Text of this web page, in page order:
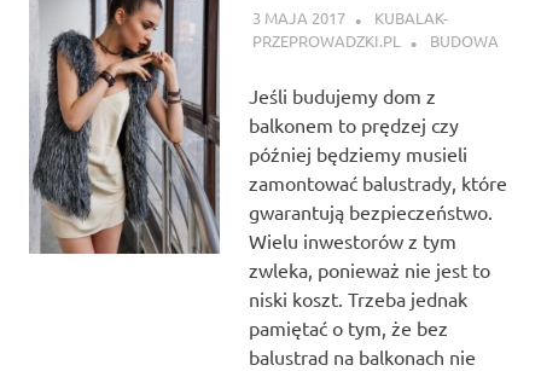
3 MAJA 2017
KUBALAK-
PRZEPROWADZKI.PL
BUDOWA
Jeśli budujemy dom z
balkonem to prędzej czy
później będziemy musieli
zamontować balustrady, które
gwarantują bezpieczeństwo.
Wielu inwestorów z tym
zwleka, ponieważ nie jest to
niski koszt. Trzeba jednak
pamiętać o tym, że bez
balustrad na balkonach nie